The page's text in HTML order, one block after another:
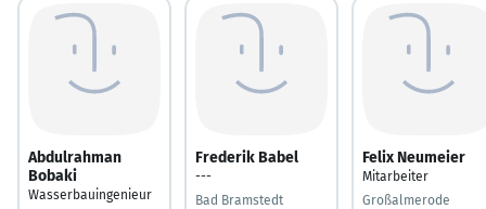
Abdulrahman
Bobaki
Wasserbauingenieur
Frederik Babel
---
Bad Bramstedt
Felix Neumeier
Mitarbeiter
Großalmerode